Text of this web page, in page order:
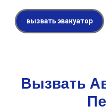
вызвать эвакуатор
Вызвать